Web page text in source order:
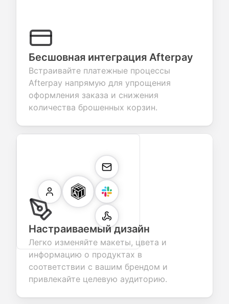
Бесшовная интеграция Afterpay
Встраивайте платежные процессы
Afterpay напрямую для упрощения
оформления заказа и снижения
количества брошенных корзин.
Настраиваемый дизайн
Легко изменяйте макеты, цвета и
информацию о продуктах в
соответствии с вашим брендом и
привлекайте целевую аудиторию.